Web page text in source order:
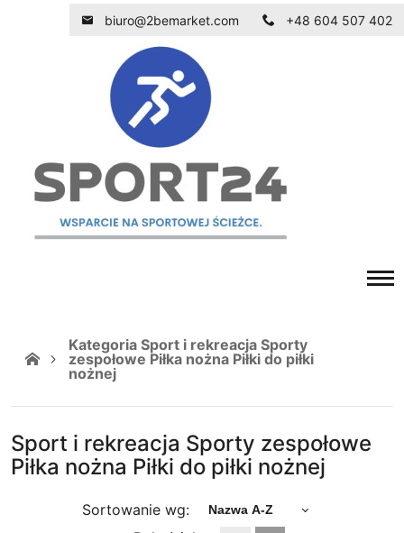
biuro@2bemarket.com +48 604 507 402
Kategoria Sport i rekreacja Sporty
zespołowe Piłka nożna Piłki do piłki
nożnej
Sport i rekreacja Sporty zespołowe
Piłka nożna Piłki do piłki nożnej
Sortowanie wg: Nazwa A-Z